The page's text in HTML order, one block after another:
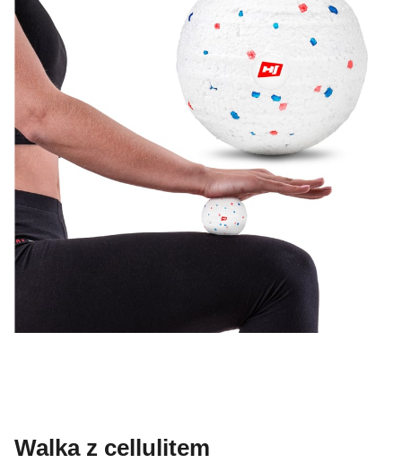
Walka z cellulitem